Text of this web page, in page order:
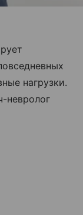
нагрузки.
невролог